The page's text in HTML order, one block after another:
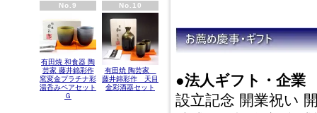
No.9
有田焼 和食器 陶
芸家 藤井錦彩作
窯変金プラチナ彩
湯呑みペアセット
Ｇ
No.10
有田焼 陶芸家
藤井錦彩作 天目
金彩酒器セット
●法人ギフト・企業
設立記念 開業祝い